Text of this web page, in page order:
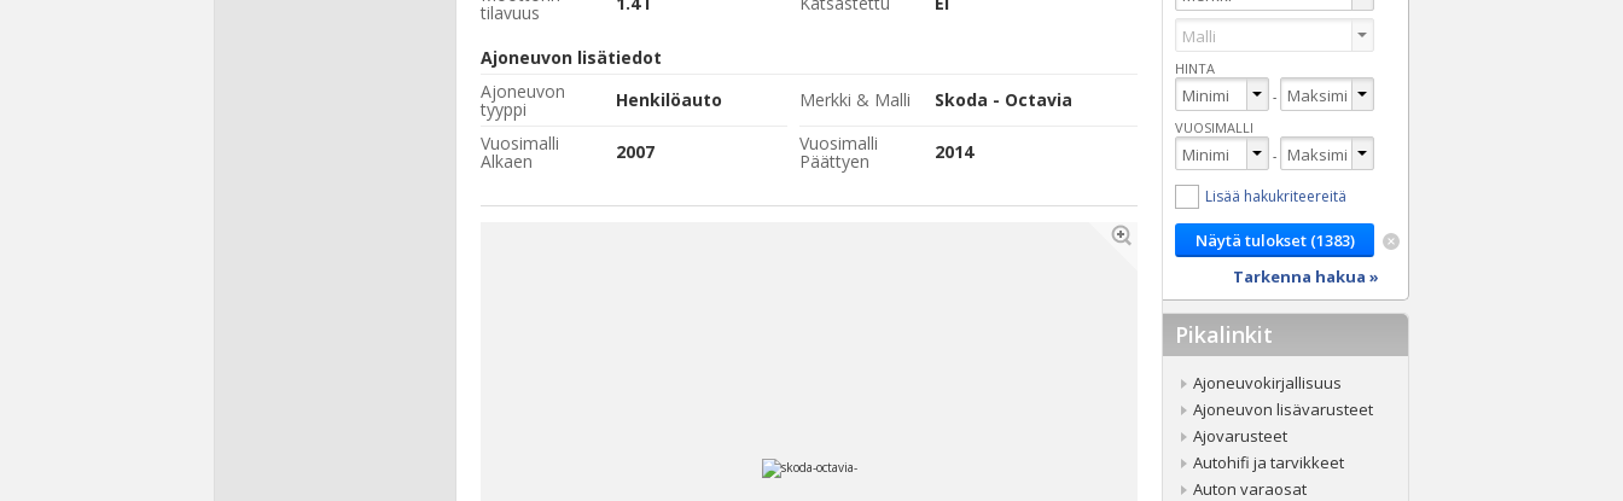
tilavuus
Ajoneuvon lisätiedot
Ajoneuvon
tyyppi Henkilöauto Merkki & Malli
Skoda - Octavia
Vuosimalli
Alkaen 2007 Vuosimalli
Päättyen 2014
HINTA
-
VUOSIMALLI
-
Lisää hakukriteereitä
Tarkenna hakua »
Pikalinkit
Ajoneuvokirjallisuus
Ajoneuvon lisävarusteet
Ajovarusteet
Autohifi ja tarvikkeet
Auton varaosat